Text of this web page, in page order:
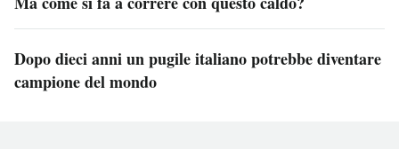
Dopo dieci anni un pugile italiano potrebbe diventare
campione del mondo